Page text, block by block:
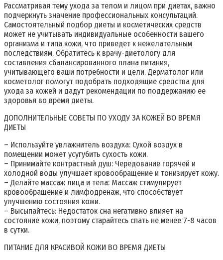
Рассматривая тему ухода за телом и лицом при диетах, важно
подчеркнуть значение профессиональных консультаций.
Самостоятельный подбор диеты и косметических средств
может не учитывать индивидуальные особенности вашего
организма и типа кожи, что приведет к нежелательным
последствиям. Обратитесь к врачу-диетологу для
составления сбалансированного плана питания,
учитывающего ваши потребности и цели. Дерматолог или
косметолог помогут подобрать подходящие средства для
ухода за кожей и дадут рекомендации по поддержанию ее
здоровья во время диеты.
ДОПОЛНИТЕЛЬНЫЕ СОВЕТЫ ПО УХОДУ ЗА КОЖЕЙ ВО ВРЕМЯ
ДИЕТЫ
– Используйте увлажнитель воздуха: Сухой воздух в
помещении может усугубить сухость кожи.
– Принимайте контрастный душ: Чередование горячей и
холодной воды улучшает кровообращение и тонизирует кожу.
– Делайте массаж лица и тела: Массаж стимулирует
кровообращение и лимфодренаж, что способствует
улучшению состояния кожи.
– Высыпайтесь: Недостаток сна негативно влияет на
состояние кожи, поэтому старайтесь спать не менее 7-8 часов
в сутки.
ПИТАНИЕ ДЛЯ КРАСИВОЙ КОЖИ ВО ВРЕМЯ ДИЕТЫ